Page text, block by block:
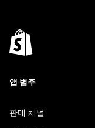
앱 범주
판매 채널